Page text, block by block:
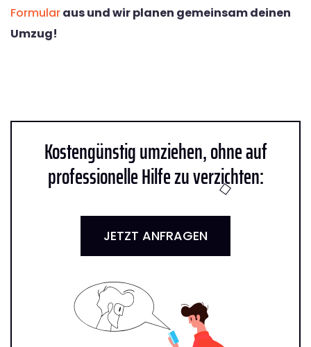
Formularaus und wir planen gemeinsam deinen
Umzug!
Kostengünstig umziehen, ohne auf
professionelle Hilfe zu verzichten:
JETZT ANFRAGEN